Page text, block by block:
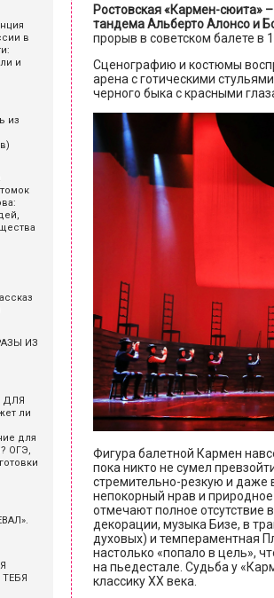
в
и
из
ИЗ
ДЛЯ
ли
для
ОГЭ,
Ростовская «Кармен-сюита»
тандема Альберто Алонсо и
прорыв в советском балете в
Сценографию и костюмы
арена с готическими
черного быка с красными
Фигура балетной Кармен
пока никто не сумел
стремительно-резкую и
непокорный нрав и
отмечают полное отсутствие
декорации, музыка Бизе, в
духовых) и темпераментная
настолько «попало в цель»,
на пьедестале. Судьба у
классику XX века.